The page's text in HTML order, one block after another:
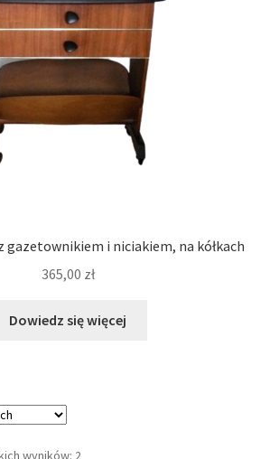
gazetownikiem i niciakiem, na kółkach
365,00 zł
Dowiedz się więcej
wyników: 2Posortowane